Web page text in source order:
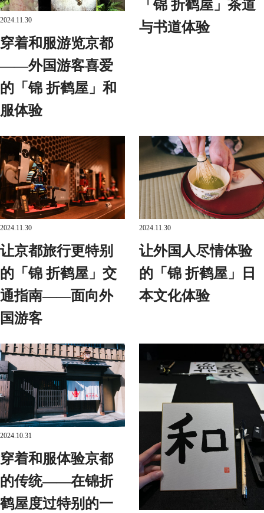
2024.11.30
穿着和服游览京都
——外国游客喜爱
的「锦 折鹤屋」和
服体验
「锦 折鹤屋」茶道
与书道体验
2024.11.30
让京都旅行更特别
的「锦 折鹤屋」交
通指南——面向外
国游客
2024.11.30
让外国人尽情体验
的「锦 折鹤屋」日
本文化体验
2024.10.31
穿着和服体验京都
的传统——在锦折
鹤屋度过特别的一